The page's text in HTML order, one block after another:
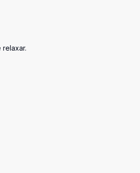
relaxar.